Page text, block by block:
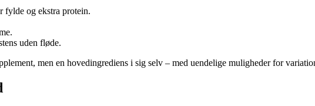
fylde og ekstra protein.
uden fløde.
men en hovedingrediens i sig selv – med uendelige muligheder for